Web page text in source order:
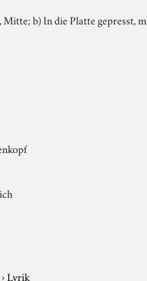
Mitte; b) In die Platte gepresst,
›Lyrik